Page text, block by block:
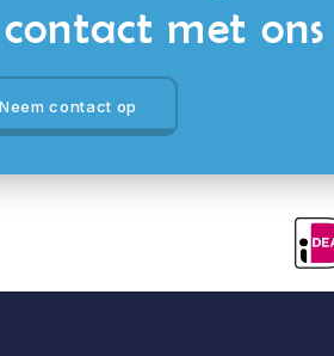
met
Neem contact op